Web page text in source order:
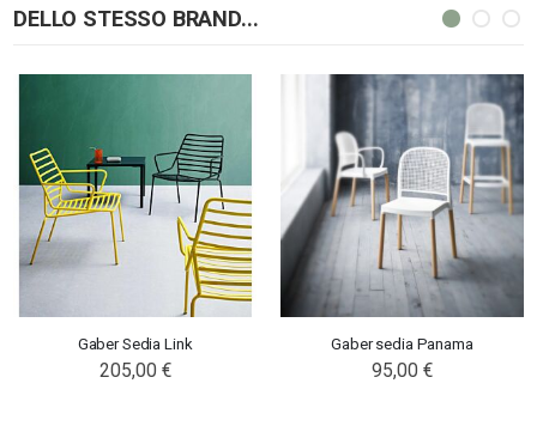
DELLO STESSO BRAND...
Gaber Sedia Link
205,00 €
Gaber sedia Panama
95,00 €